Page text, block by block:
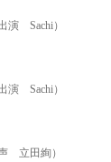
Sachi）
Sachi）
立田絢）